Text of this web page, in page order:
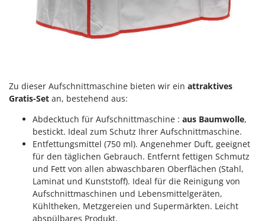
Redback
Resto Italia
Ritter
River Systems
Robomow
Rossofuoco
Rover Pompe
Royal Food
Ryobi
Zu dieser Aufschnittmaschine bieten wir ein attraktives
Gratis-Set an, bestehend aus:
Abdecktuch für Aufschnittmaschine : aus Baumwolle,
bestickt. Ideal zum Schutz Ihrer Aufschnittmaschine.
Entfettungsmittel (750 ml). Angenehmer Duft, geeignet
für den täglichen Gebrauch. Entfernt fettigen Schmutz
und Fett von allen abwaschbaren Oberflächen (Stahl,
Laminat und Kunststoff). Ideal für die Reinigung von
Aufschnittmaschinen und Lebensmittelgeräten,
Kühltheken, Metzgereien und Supermärkten. Leicht
abspülbares Produkt.